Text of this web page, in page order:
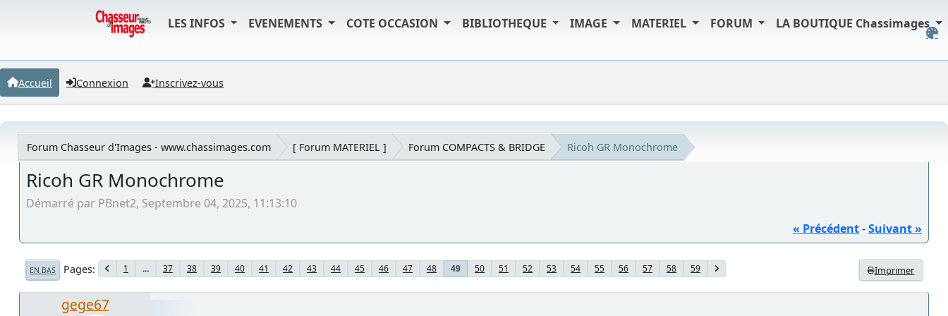
LES INFOS EVENEMENTS COTE OCCASION BIBLIOTHEQUE IMAGE MATERIEL FORUM LA BOUTIQUE Chassimages
Accueil Connexion Inscrivez-vous
Forum Chasseur d'Images - www.chassimages.com [ Forum MATERIEL ] Forum COMPACTS & BRIDGE Ricoh GR Monochrome
Ricoh GR Monochrome
Démarré par PBnet2, Septembre 04, 2025, 11:13:10
« Précédent-Suivant »
Imprimer
EN BAS Pages 1 ... 37 38 39 40 41 42 43 44 45 46 47 48 49 50 51 52 53 54 55 56 57 58 59
gege67